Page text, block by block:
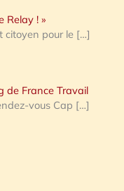
Relay ! »
citoyen pour le […]
de France Travail
vous Cap […]